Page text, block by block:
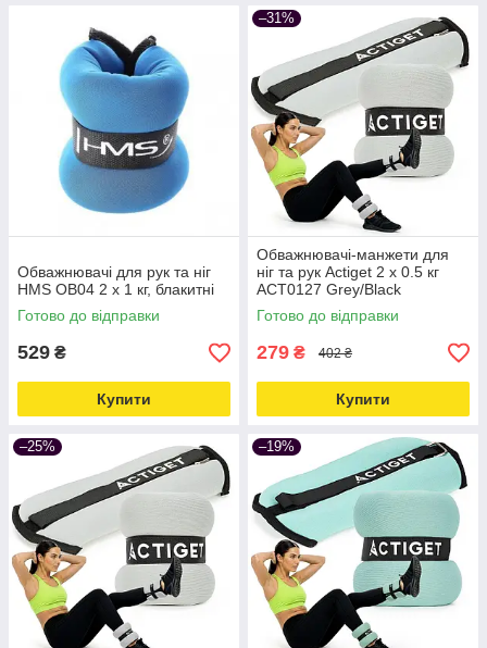
Обважнювачі для рук та ніг
HMS OB04 2 х 1 кг, блакитні
Готово до відправки
529 ₴
Купити
–31%
Обважнювачі-манжети для
ніг та рук Actiget 2 x 0.5 кг
ACT0127 Grey/Black
Love&Life -online-multimarket-
Готово до відправки
279 ₴ 402 ₴
Купити
–25% –19%